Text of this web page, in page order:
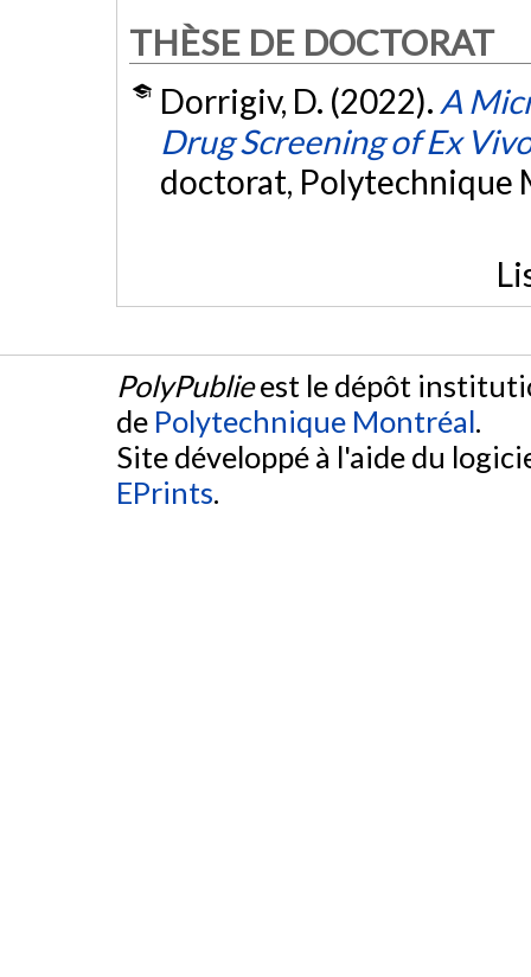
THÈSE DE DOCTORAT
Dorrigiv, D. (2022). A
Drug Screening of Ex
doctorat, Polytechnique
PolyPublieest le dépôt
de Polytechnique Montréal.
Site développé à l'aide du
EPrints.